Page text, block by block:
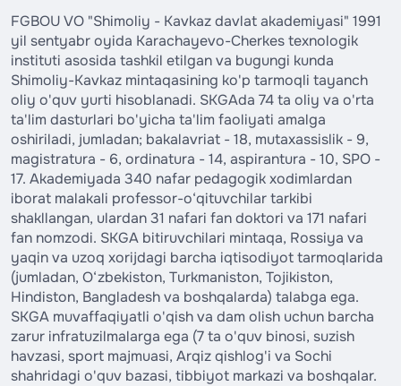
FGBOU VO "Shimoliy - Kavkaz davlat akademiyasi" 1991
yil sentyabr oyida Karachayevo-Cherkes texnologik
instituti asosida tashkil etilgan va bugungi kunda
Shimoliy-Kavkaz mintaqasining ko'p tarmoqli tayanch
oliy o'quv yurti hisoblanadi. SKGAda 74 ta oliy va o'rta
ta'lim dasturlari bo'yicha ta'lim faoliyati amalga
oshiriladi, jumladan; bakalavriat - 18, mutaxassislik - 9,
magistratura - 6, ordinatura - 14, aspirantura - 10, SPO -
17. Akademiyada 340 nafar pedagogik xodimlardan
iborat malakali professor-o‘qituvchilar tarkibi
shakllangan, ulardan 31 nafari fan doktori va 171 nafari
fan nomzodi. SKGA bitiruvchilari mintaqa, Rossiya va
yaqin va uzoq xorijdagi barcha iqtisodiyot tarmoqlarida
(jumladan, O‘zbekiston, Turkmaniston, Tojikiston,
Hindiston, Bangladesh va boshqalarda) talabga ega.
SKGA muvaffaqiyatli o'qish va dam olish uchun barcha
zarur infratuzilmalarga ega (7 ta o'quv binosi, suzish
havzasi, sport majmuasi, Arqiz qishlog'i va Sochi
shahridagi o'quv bazasi, tibbiyot markazi va boshqalar.